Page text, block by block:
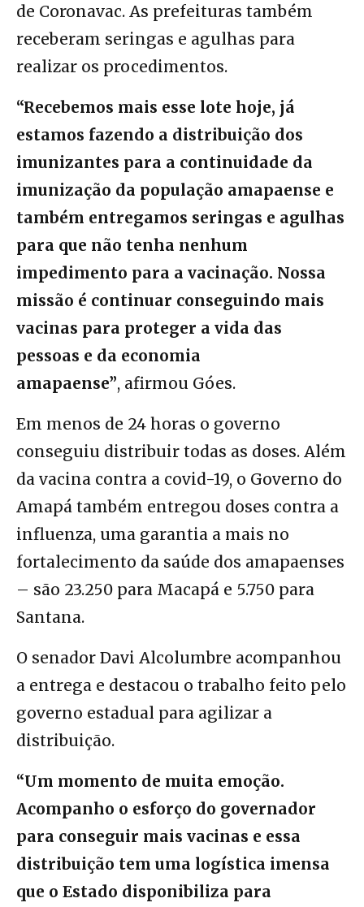
de Coronavac. As prefeituras também
receberam seringas e agulhas para
realizar os procedimentos.
“Recebemos mais esse lote hoje, já
estamos fazendo a distribuição dos
imunizantes para a continuidade da
imunização da população amapaense e
também entregamos seringas e agulhas
para que não tenha nenhum
impedimento para a vacinação. Nossa
missão é continuar conseguindo mais
vacinas para proteger a vida das
pessoas e da economia
amapaense”, afirmou Góes.
Em menos de 24 horas o governo
conseguiu distribuir todas as doses. Além
da vacina contra a covid-19, o Governo do
Amapá também entregou doses contra a
influenza, uma garantia a mais no
fortalecimento da saúde dos amapaenses
– são 23.250 para Macapá e 5.750 para
Santana.
O senador Davi Alcolumbre acompanhou
a entrega e destacou o trabalho feito pelo
governo estadual para agilizar a
distribuição.
“Um momento de muita emoção.
Acompanho o esforço do governador
para conseguir mais vacinas e essa
distribuição tem uma logística imensa
que o Estado disponibiliza para